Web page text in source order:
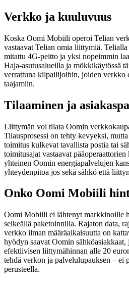
Verkko ja kuuluvuus
Koska Oomi Mobiili operoi Telian
vastaavat Telian omia liittymiä.
mitattu 4G-peitto ja yksi nopeimmin
Haja-asutusalueilla ja mökkikäytössä
verrattuna kilpailijoihin, joiden verkko
taajamiin.
Tilaaminen ja
Liittymän voi tilata Oomin
Tilausprosessi on tehty kevyeksi,
toimitus kulkevat tavallista postia tai
toimitusajat vastaavat
yhteinen Oomin energiapalvelujen
yhteydenpitoa jos sekä sähkö että
Onko Oomi Mobiili
Oomi Mobiili ei lähtenyt markkinoille
selkeällä paketoinnilla. Rajaton data,
verkko ilman määräaikaisuutta on
hyödyn saavat Oomin
efektiivisen liittymähinnan alle 20
tehdä verkon ja palvelulupauksen – ei
perusteella.